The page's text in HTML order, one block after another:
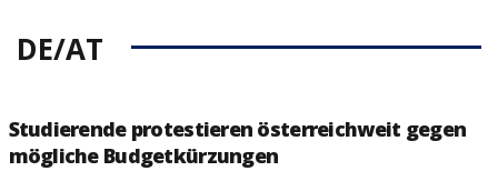
DE/AT
Studierende protestieren österreichweit gegen
mögliche Budgetkürzungen